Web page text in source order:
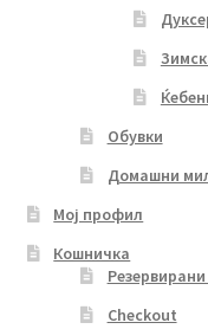
Обувки
Домашни
Мој профил
Кошничка
Checkout